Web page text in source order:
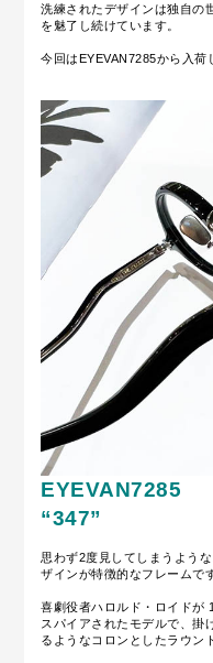
洗練されたデザインは独自の
を魅了し続けています。
今回はEYEVAN7285から入荷
EYEVAN7285
“347”
思わず2度見してしまうよう
ザインが特徴的なフレームで
喜劇役者ハロルド・ロイドが
スパイアされたモデルで、掛
るようなコロンとしたラウン